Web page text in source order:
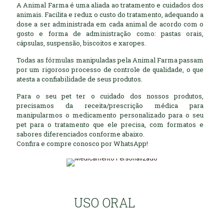
A Animal Farma é uma aliada ao tratamento e cuidados dos
animais. Facilita e reduz o custo do tratamento, adequando a
dose a ser administrada em cada animal de acordo com o
gosto e forma de administração como: pastas orais,
cápsulas, suspensão, biscoitos e xaropes.
Todas as fórmulas manipuladas pela Animal Farma passam
por um rigoroso processo de controle de qualidade, o que
atesta a confiabilidade de seus produtos.
Para o seu pet ter o cuidado dos nossos produtos,
precisamos da receita/prescrição médica para
manipularmos o medicamento personalizado para o seu
pet para o tratamento que ele precisa, com formatos e
sabores diferenciados conforme abaixo.
Confira e compre conosco por WhatsApp!
USO ORAL